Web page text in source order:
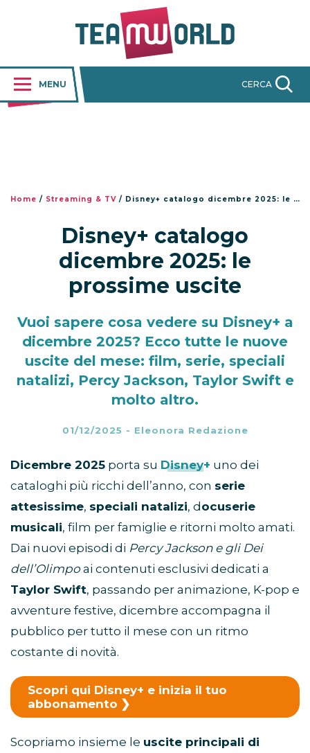
MENU CERCA
Home / Streaming & TV / Disney+ catalogo dicembre 2025: le prossime uscite
Disney+ catalogo
dicembre 2025: le
prossime uscite
Vuoi sapere cosa vedere su Disney+ a
dicembre 2025? Ecco tutte le nuove
uscite del mese: film, serie, speciali
natalizi, Percy Jackson, Taylor Swift e
molto altro.
01/12/2025 - Eleonora Redazione
Dicembre 2025 porta su Disney+ uno dei
cataloghi più ricchi dell’anno, con serie
attesissime, speciali natalizi, d ocuserie
musicali, film per famiglie e ritorni molto amati.
Dai nuovi episodi di Percy Jackson e gli Dei
dell’Olimpoai contenuti esclusivi dedicati a
Taylor Swift, passando per animazione, K-pop e
avventure festive, dicembre accompagna il
pubblico per tutto il mese con un ritmo
costante di novità.
Scopri qui Disney+ e inizia il tuo
abbonamento
Scopriamo insieme le uscite principali di